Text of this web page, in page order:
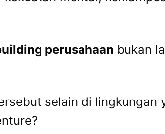
perusahaan bukan
selain di lingkungan